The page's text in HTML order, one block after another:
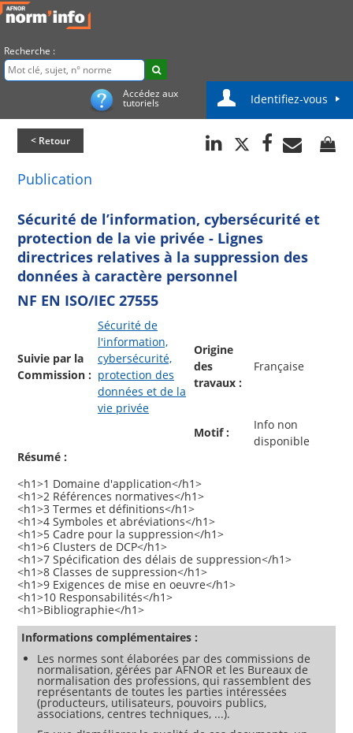
Recherche :
Accédez aux
tutoriels Identifiez-vous
< Retour
Publication
Sécurité de l’information, cybersécurité et
protection de la vie privée - Lignes
directrices relatives à la suppression des
données à caractère personnel
NF EN ISO/IEC 27555
Suivie par la
Commission :
Sécurité de
l'information,
cybersécurité,
protection des
données et de la
vie privée
Origine
des
travaux :
Française
Motif :
Info non
disponible
Résumé :
<h1>1 Domaine d'application</h1>
<h1>2 Références normatives</h1>
<h1>3 Termes et définitions</h1>
<h1>4 Symboles et abréviations</h1>
<h1>5 Cadre pour la suppression</h1>
<h1>6 Clusters de DCP</h1>
<h1>7 Spécification des délais de suppression</h1>
<h1>8 Classes de suppression</h1>
<h1>9 Exigences de mise en oeuvre</h1>
<h1>10 Responsabilités</h1>
Informations complémentaires :
Les normes sont élaborées par des commissions de
normalisation, gérées par AFNOR et les Bureaux de
normalisation des professions, qui rassemblent des
représentants de toutes les parties intéressées
(producteurs, utilisateurs, pouvoirs publics,
associations, centres techniques, ...).